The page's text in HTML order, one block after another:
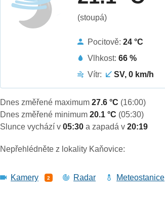
(stoupá)
Pocitově:24 °C
Vlhkost:66 %
Vítr:
SV, 0 km/h
Dnes změřené maximum27.6 °C (16:00)
Dnes změřené minimum20.1 °C (05:30)
Slunce vychází v05:30a zapadá v20:19
Nepřehlédněte z lokality Kaňovice:
Kamery 2 Radar Meteostanice